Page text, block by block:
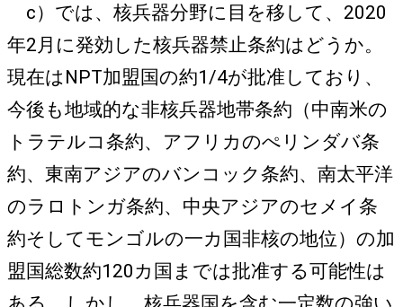
c）では、核兵器分野に目を移して、2020
年2月に発効した核兵器禁止条約はどうか。
現在はNPT加盟国の約1/4が批准しており、
今後も地域的な非核兵器地帯条約（中南米の
トラテルコ条約、アフリカのぺリンダバ条
約、東南アジアのバンコック条約、南太平洋
のラロトンガ条約、中央アジアのセメイ条
約そしてモンゴルの一カ国非核の地位）の加
盟国総数約120カ国までは批准する可能性は